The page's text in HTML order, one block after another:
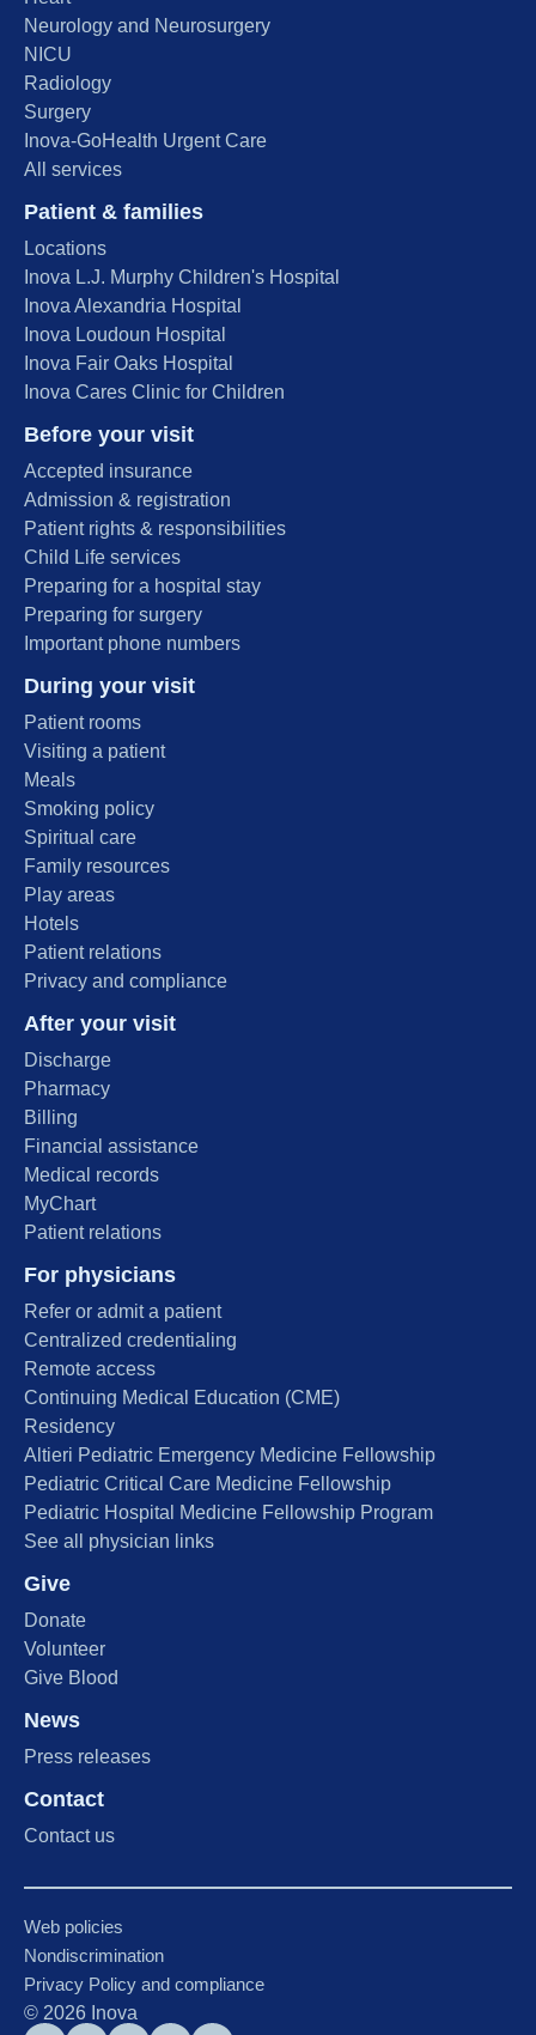
Neurology and Neurosurgery
NICU
Radiology
Surgery
Inova-GoHealth Urgent Care
All services
Patient & families
Locations
Inova L.J. Murphy Children's Hospital
Inova Alexandria Hospital
Inova Loudoun Hospital
Inova Fair Oaks Hospital
Inova Cares Clinic for Children
Before your visit
Accepted insurance
Admission & registration
Patient rights & responsibilities
Child Life services
Preparing for a hospital stay
Preparing for surgery
Important phone numbers
During your visit
Patient rooms
Visiting a patient
Meals
Smoking policy
Spiritual care
Family resources
Play areas
Hotels
Patient relations
Privacy and compliance
After your visit
Discharge
Pharmacy
Billing
Financial assistance
Medical records
MyChart
Patient relations
For physicians
Refer or admit a patient
Centralized credentialing
Remote access
Continuing Medical Education (CME)
Residency
Altieri Pediatric Emergency Medicine Fellowship
Pediatric Critical Care Medicine Fellowship
Pediatric Hospital Medicine Fellowship Program
See all physician links
Give
Donate
Volunteer
Give Blood
News
Press releases
Contact
Contact us
Web policies
Nondiscrimination
Privacy Policy and compliance
© 2026 Inova